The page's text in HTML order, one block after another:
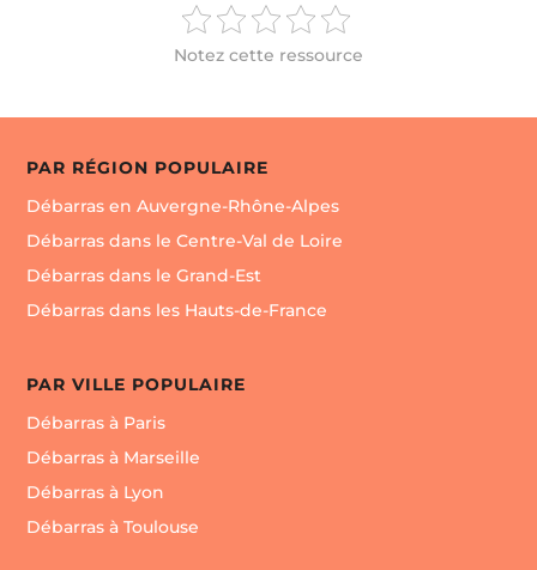
Notez cette ressource
PAR RÉGION POPULAIRE
Débarras en Auvergne-Rhône-Alpes
Débarras dans le Centre-Val de Loire
Débarras dans le Grand-Est
Débarras dans les Hauts-de-France
PAR VILLE POPULAIRE
Débarras à Paris
Débarras à Marseille
Débarras à Lyon
Débarras à Toulouse